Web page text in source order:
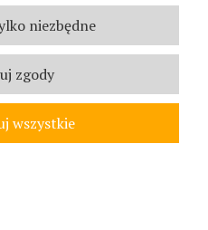
niezbędne
zgody
wszystkie